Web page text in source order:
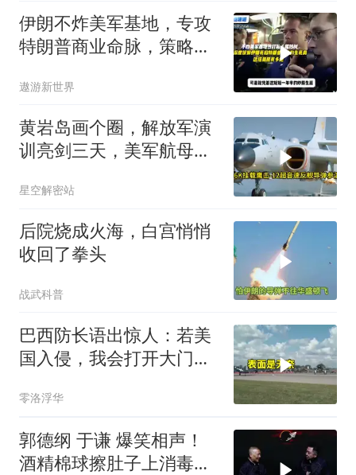
伊朗不炸美军基地，专攻
特朗普商业命脉，策略高
遨游新世界
黄岩岛画个圈，解放军演
训亮剑三天，美军航母从
星空解密站
后院烧成火海，白宫悄悄
收回了拳头
战武科普
巴西防长语出惊人：若美
国入侵，我会打开大门，
零洛浮华
郭德纲 于谦 爆笑相声！
酒精棉球擦肚子上消毒，